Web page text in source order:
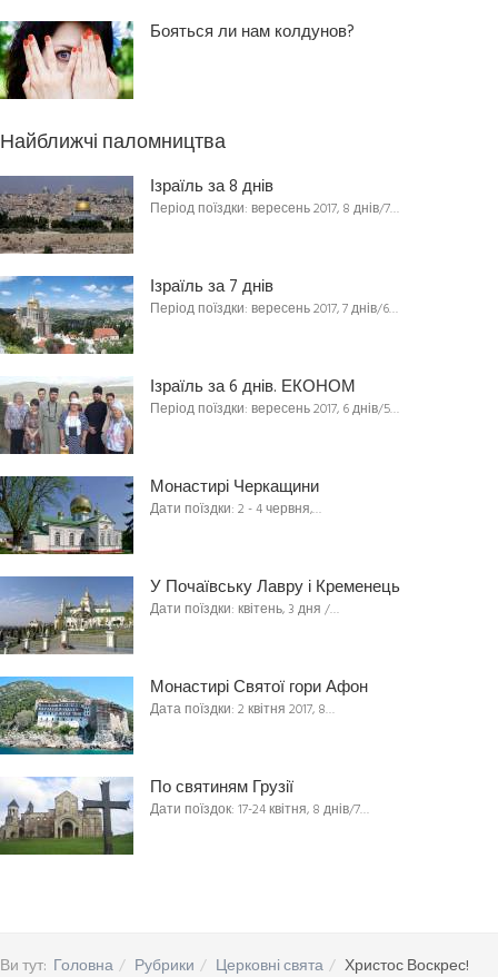
Бояться ли нам колдунов?
Найближчі паломництва
Ізраїль за 8 днів
Період поїздки: вересень 2017, 8 днів/7…
Ізраїль за 7 днів
Період поїздки: вересень 2017, 7 днів/6…
Ізраїль за 6 днів. ЕКОНОМ
Період поїздки: вересень 2017, 6 днів/5…
Монастирі Черкащини
Дати поїздки: 2 - 4 червня,…
У Почаївську Лавру і Кременець
Дати поїздки: квітень, 3 дня /…
Монастирі Святої гори Афон
Дата поїздки: 2 квітня 2017, 8…
По святиням Грузії
Дати поїздок: 17-24 квітня, 8 днів/7…
Ви тут: Головна Рубрики Церковні свята Христос Воскрес!